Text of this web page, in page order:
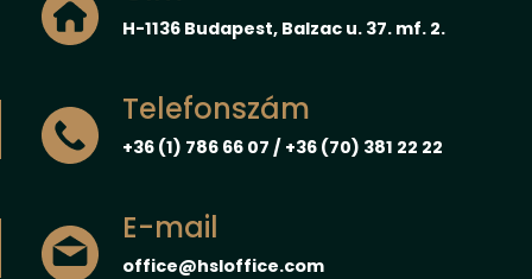
H-1136 Budapest, Balzac u. 37. mf. 2.
Telefonszám
+36 (1) 786 66 07 / +36 (70) 381 22 22
E-mail
office@hsloffice.com